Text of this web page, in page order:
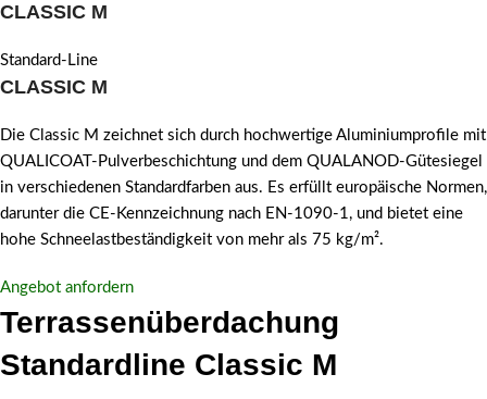
CLASSIC M
Standard-Line
CLASSIC M
Die Classic M zeichnet sich durch hochwertige Aluminiumprofile mit
QUALICOAT-Pulverbeschichtung und dem QUALANOD-Gütesiegel
in verschiedenen Standardfarben aus. Es erfüllt europäische Normen,
darunter die CE-Kennzeichnung nach EN-1090-1, und bietet eine
hohe Schneelastbeständigkeit von mehr als 75 kg/m².
Angebot anfordern
Terrassenüberdachung
Standardline Classic M